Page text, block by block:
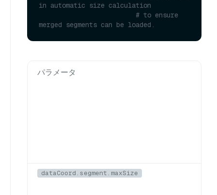
in automatic size calculation
# to ensure
merged segments can be loaded.
パラメータ
dataCoord.segment.maxSize